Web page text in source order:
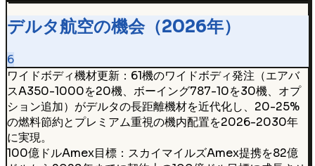
デルタ航空の機会（2026年）
6
ワイドボディ機材更新：61機のワイドボディ発注（エアバ
スA350-1000を20機、ボーイング787-10を30機、オプ
ション追加）がデルタの長距離機材を近代化し、20-25%
の燃料節約とプレミアム重視の機内配置を2026-2030年
に実現。
100億ドルAmex目標：スカイマイルズAmex提携を82億